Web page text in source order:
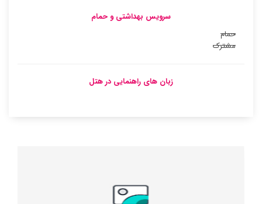
سرویس بهداشتی و حمام
حمام
مشترک
زبان های راهنمایی در هتل